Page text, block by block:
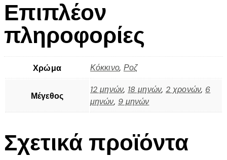
Επιπλέον
πληροφορίες
Χρώμα Κόκκινο, Ροζ
Μέγεθος
12 μηνών, 18 μηνών,2 χρονών, 6
μηνών, 9 μηνών
Σχετικά προϊόντα